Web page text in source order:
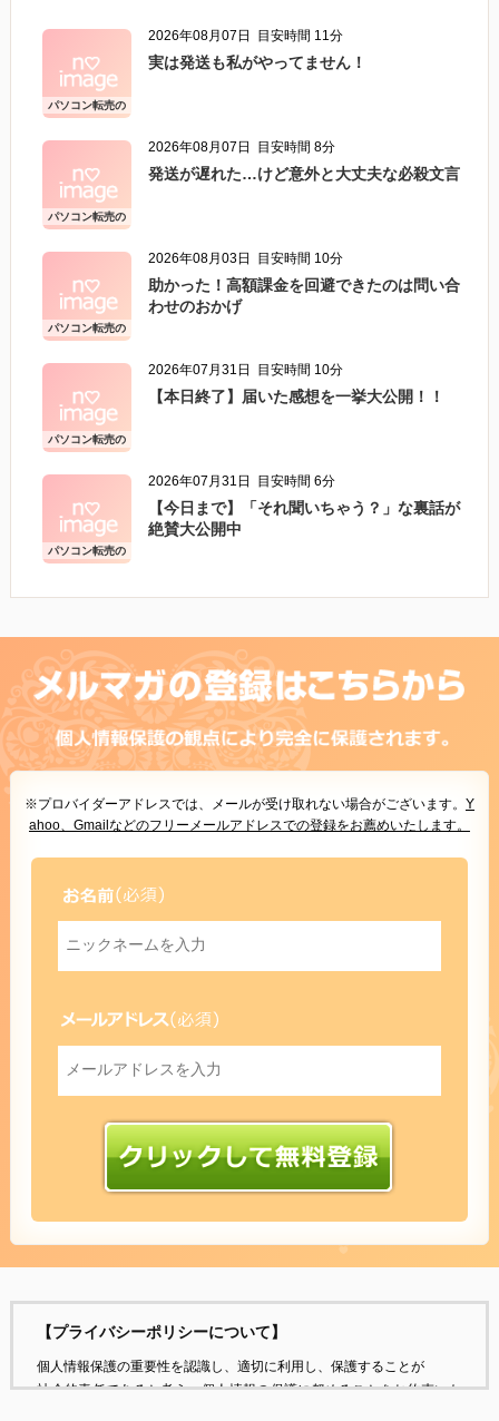
パソコン転売の
こと
2026年08月07日 目安時間 11分
実は発送も私がやってません！
パソコン転売の
こと
2026年08月07日 目安時間 8分
発送が遅れた…けど意外と大丈夫な必殺文言
パソコン転売の
こと
2026年08月03日 目安時間 10分
助かった！高額課金を回避できたのは問い合
わせのおかげ
パソコン転売の
こと
2026年07月31日 目安時間 10分
【本日終了】届いた感想を一挙大公開！！
パソコン転売の
こと
2026年07月31日 目安時間 6分
【今日まで】「それ聞いちゃう？」な裏話が
絶賛大公開中
※プロバイダーアドレスでは、メールが受け取れない場合がございます。 Y
ahoo、Gmailなどのフリーメールアドレスでの登録をお薦めいたします。
【プライバシーポリシーについて】
個人情報保護の重要性を認識し、適切に利用し、保護することが
社会的責任であると考え、個人情報の保護に努めることをお約束いた